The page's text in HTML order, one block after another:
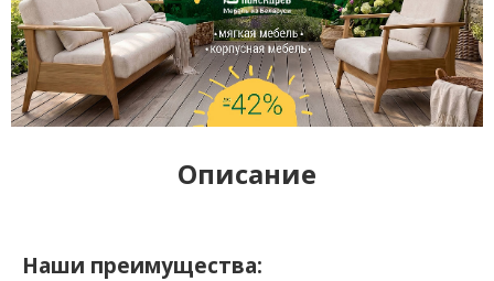
Описание
Наши преимущества: